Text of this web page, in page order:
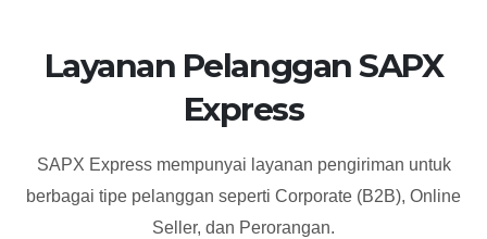
BLOK D NO
KAV. 25-27
BANDUNG
KEL KEBON
JERUK KEC
Layanan Pelanggan SAPX
Express
SAPX Express mempunyai layanan pengiriman untuk
berbagai tipe pelanggan seperti Corporate (B2B), Online
Seller, dan Perorangan.